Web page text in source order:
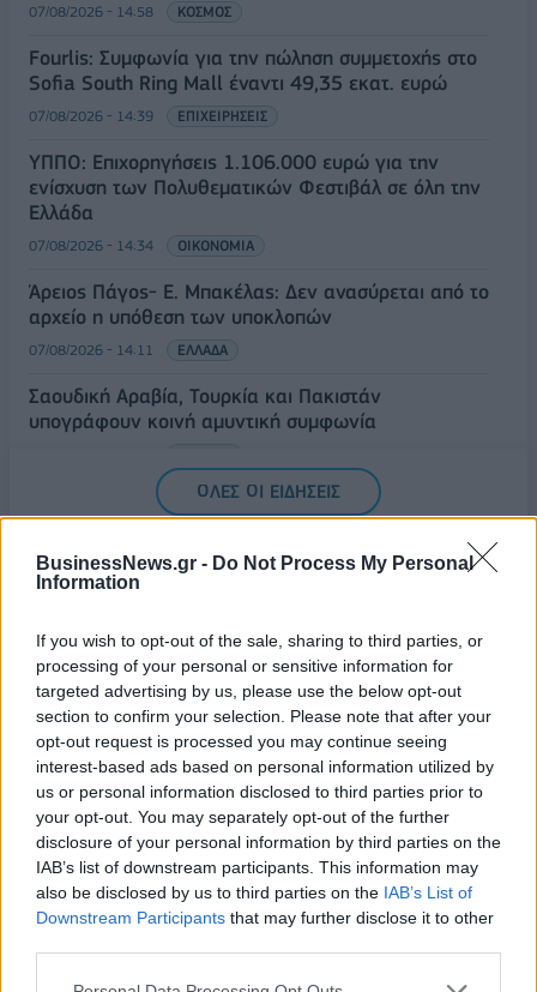
BusinessNews.gr - Do Not Process My Personal
Information
If you wish to opt-out of the sale, sharing to third parties, or
processing of your personal or sensitive information for
targeted advertising by us, please use the below opt-out
section to confirm your selection. Please note that after your
opt-out request is processed you may continue seeing
interest-based ads based on personal information utilized by
us or personal information disclosed to third parties prior to
your opt-out. You may separately opt-out of the further
disclosure of your personal information by third parties on the
IAB’s list of downstream participants. This information may
also be disclosed by us to third parties on the IAB’s List of
Downstream Participants that may further disclose it to other
07/08/2026 - 14:58 ΚΟΣΜΟΣ
Fourlis: Συμφωνία για την πώληση συμμετοχής στο
Sofia South Ring Mall έναντι 49,35 εκατ. ευρώ
07/08/2026 - 14:39 ΕΠΙΧΕΙΡΗΣΕΙΣ
ΥΠΠΟ: Επιχορηγήσεις 1.106.000 ευρώ για την
ενίσχυση των Πολυθεματικών Φεστιβάλ σε όλη την
Ελλάδα
07/08/2026 - 14:34 ΟΙΚΟΝΟΜΙΑ
Άρειος Πάγος- Ε. Μπακέλας: Δεν ανασύρεται από το
αρχείο η υπόθεση των υποκλοπών
07/08/2026 - 14:11 ΕΛΛΑΔΑ
Σαουδική Αραβία, Τουρκία και Πακιστάν
υπογράφουν κοινή αμυντική συμφωνία
ΟΛΕΣ ΟΙ ΕΙΔΗΣΕΙΣ
ΔΗΜΟΦΙΛΗ
Ατρόμητος και Novibet συνεχίζουν μαζί:
Ανανέωση της συνεργασίας τους μέχρι το 2028
07/08/2026 - 11:50 ΑΘΛΗΤΙΣΜΟΣ
Χρηματιστήριο: Στις 2.618,95 μονάδες ο Γενικός